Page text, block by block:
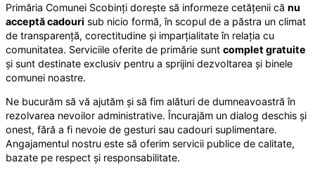
Primăria Comunei Scobinți dorește să informeze cetățenii că nu
acceptă cadouri sub nicio formă, în scopul de a păstra un climat
de transparență, corectitudine și imparțialitate în relația cu
comunitatea. Serviciile oferite de primărie sunt complet gratuite
și sunt destinate exclusiv pentru a sprijini dezvoltarea și binele
comunei noastre.
Ne bucurăm să vă ajutăm și să fim alături de dumneavoastră în
rezolvarea nevoilor administrative. Încurajăm un dialog deschis și
onest, fără a fi nevoie de gesturi sau cadouri suplimentare.
Angajamentul nostru este să oferim servicii publice de calitate,
bazate pe respect și responsabilitate.